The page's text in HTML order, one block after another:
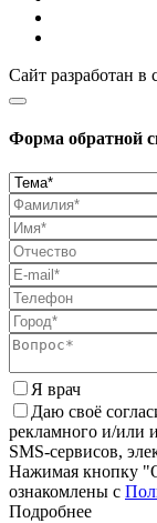
Сайт разработан в
Форма обратной
Я врач
Даю своё
рекламного и/или
SMS-сервисов,
Нажимая кнопку
ознакомлены с
Подробнее